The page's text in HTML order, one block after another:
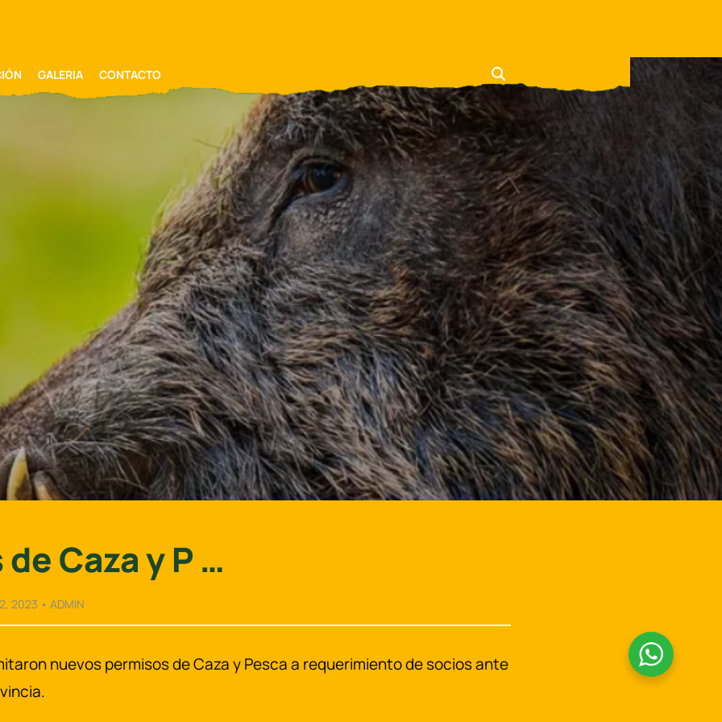
GALERIA CONTACTO
Caza y P …
2023 • ADMIN
nuevos permisos de Caza y Pesca a requerimiento de socios ante